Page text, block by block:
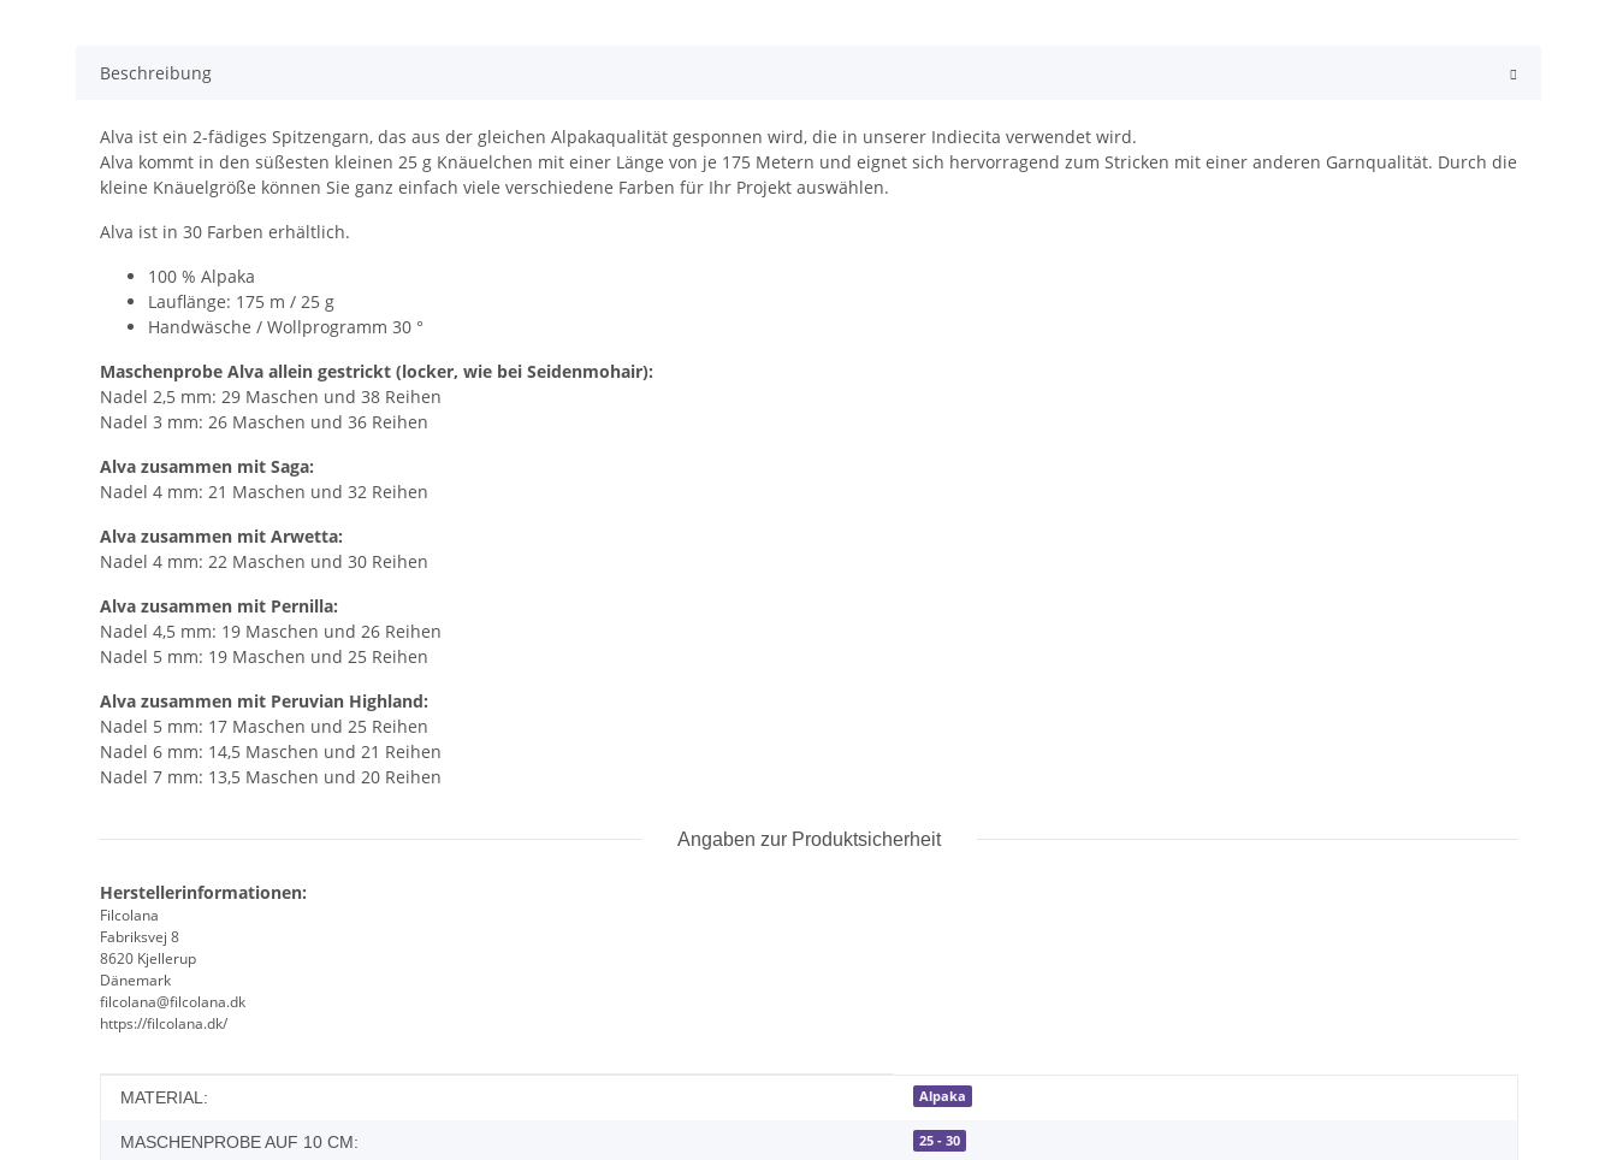
Beschreibung
Alva ist ein 2-fädiges Spitzengarn, das aus der gleichen Alpakaqualität gesponnen wird, die in unserer Indiecita verwendet wird.
Alva kommt in den süßesten kleinen 25 g Knäuelchen mit einer Länge von je 175 Metern und eignet sich hervorragend zum Stricken mit einer anderen Garnqualität. Durch die
kleine Knäuelgröße können Sie ganz einfach viele verschiedene Farben für Ihr Projekt auswählen.
Alva ist in 30 Farben erhältlich.
100 % Alpaka
Lauflänge: 175 m / 25 g
Handwäsche / Wollprogramm 30 °
Maschenprobe Alva allein gestrickt (locker, wie bei Seidenmohair):
Nadel 2,5 mm: 29 Maschen und 38 Reihen
Nadel 3 mm: 26 Maschen und 36 Reihen
Alva zusammen mit Saga:
Nadel 4 mm: 21 Maschen und 32 Reihen
Alva zusammen mit Arwetta:
Nadel 4 mm: 22 Maschen und 30 Reihen
Alva zusammen mit Pernilla:
Nadel 4,5 mm: 19 Maschen und 26 Reihen
Nadel 5 mm: 19 Maschen und 25 Reihen
Alva zusammen mit Peruvian Highland:
Nadel 5 mm: 17 Maschen und 25 Reihen
Nadel 6 mm: 14,5 Maschen und 21 Reihen
Nadel 7 mm: 13,5 Maschen und 20 Reihen
Angaben zur Produktsicherheit
Herstellerinformationen:
Filcolana
Fabriksvej 8
8620 Kjellerup
Dänemark
filcolana@filcolana.dk
https://filcolana.dk/
Produkteigenschaft
Wert
MATERIAL: Alpaka
MASCHENPROBE AUF 10 CM: 25 - 30